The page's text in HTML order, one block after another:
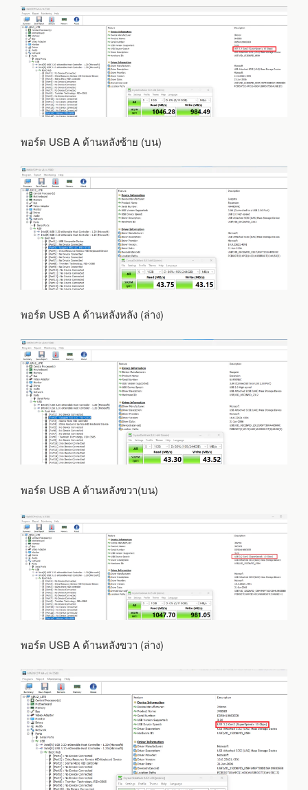
พอร์ต USB A ด้านหลังซ้าย (บน)
พอร์ต USB A ด้านหลังหลัง (ล่าง)
พอร์ต USB A ด้านหลังขวา(บน)
พอร์ต USB A ด้านหลังขวา (ล่าง)